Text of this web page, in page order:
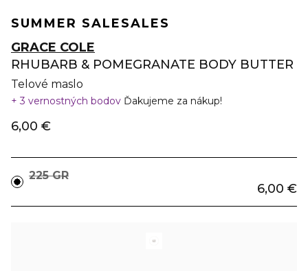
SUMMER SALESALES
GRACE COLE
RHUBARB & POMEGRANATE BODY BUTTER
Telové maslo
3 vernostných bodov Ďakujeme za nákup!
6,00 €
225 GR
6,00 €